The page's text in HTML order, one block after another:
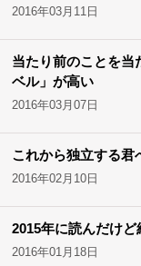
2016年03月11日
当たり前のことを当
ベル」が高い
2016年03月07日
これから独立する君
2016年02月10日
2015年に読んだけ
2016年01月18日